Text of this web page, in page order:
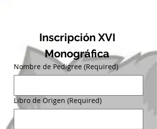
Inscripción XVI
Monográfica
Nombre de Pedigree (Required)
Libro de Origen (Required)